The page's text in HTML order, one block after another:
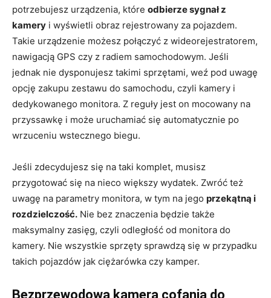
potrzebujesz urządzenia, które odbierze sygnał z
kamery i wyświetli obraz rejestrowany za pojazdem.
Takie urządzenie możesz połączyć z wideorejestratorem,
nawigacją GPS czy z radiem samochodowym. Jeśli
jednak nie dysponujesz takimi sprzętami, weź pod uwagę
opcję zakupu zestawu do samochodu, czyli kamery i
dedykowanego monitora. Z reguły jest on mocowany na
przyssawkę i może uruchamiać się automatycznie po
wrzuceniu wstecznego biegu.
Jeśli zdecydujesz się na taki komplet, musisz
przygotować się na nieco większy wydatek. Zwróć też
uwagę na parametry monitora, w tym na jego przekątną i
rozdzielczość. Nie bez znaczenia będzie także
maksymalny zasięg, czyli odległość od monitora do
kamery. Nie wszystkie sprzęty sprawdzą się w przypadku
takich pojazdów jak ciężarówka czy kamper.
Bezprzewodowa kamera cofania do